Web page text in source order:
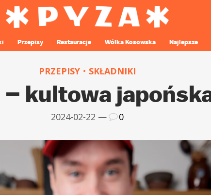
Przepisy Restauracje Wólka Kosowska Najlepsze
PRZEPISY SKŁADNIKI
kultowa
2024-02-22 — 0